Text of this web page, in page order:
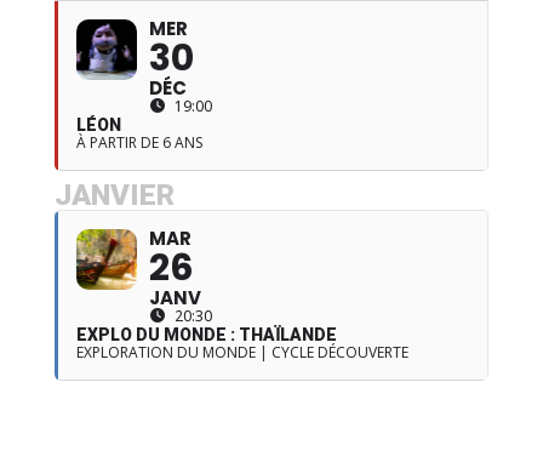
MER
30
DÉC
19:00
LÉON
À PARTIR DE 6 ANS
JANVIER
MAR
26
JANV
20:30
EXPLO DU MONDE : THAÏLANDE
EXPLORATION DU MONDE | CYCLE DÉCOUVERTE